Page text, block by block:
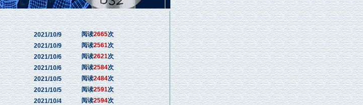
2021/10/9 阅读2665次
2021/10/9 阅读2561次
2021/10/6 阅读2621次
2021/10/6 阅读2584次
2021/10/5 阅读2484次
2021/10/5 阅读2591次
2021/10/4 阅读2594次